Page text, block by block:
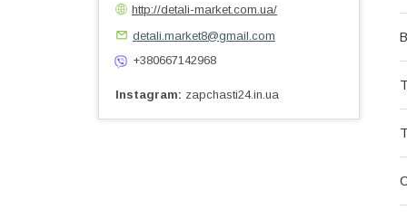
http://detali-market.com.ua/
detali.market8@gmail.com
+380667142968
Instagram zapchasti24.in.ua